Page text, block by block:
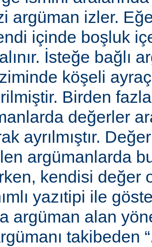
argüman izler.
içinde boşluk
İsteğe bağlı
köşeli
Birden
değerler
ayrılmıştır.
argümanlarda
kendisi değer
yazıtipi ile
argüman alan
takibeden